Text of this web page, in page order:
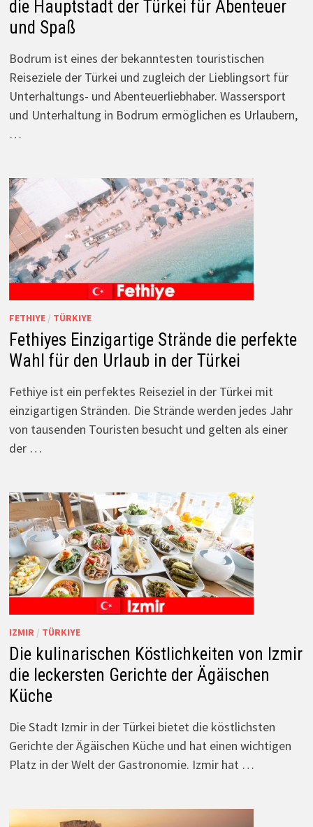
die Hauptstadt der Türkei für Abenteuer
und Spaß
Bodrum ist eines der bekanntesten touristischen
Reiseziele der Türkei und zugleich der Lieblingsort für
Unterhaltungs- und Abenteuerliebhaber. Wassersport
und Unterhaltung in Bodrum ermöglichen es Urlaubern,
…
FETHIYE/ TÜRKIYE
Fethiyes Einzigartige Strände die perfekte
Wahl für den Urlaub in der Türkei
Fethiye ist ein perfektes Reiseziel in der Türkei mit
einzigartigen Stränden. Die Strände werden jedes Jahr
von tausenden Touristen besucht und gelten als einer
der …
IZMIR/ TÜRKIYE
Die kulinarischen Köstlichkeiten von Izmir
die leckersten Gerichte der Ägäischen
Küche
Die Stadt Izmir in der Türkei bietet die köstlichsten
Gerichte der Ägäischen Küche und hat einen wichtigen
Platz in der Welt der Gastronomie. Izmir hat …